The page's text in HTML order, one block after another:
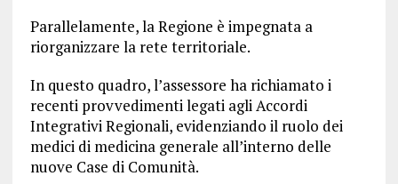
Parallelamente, la Regione è impegnata a
riorganizzare la rete territoriale.
In questo quadro, l’assessore ha richiamato i
recenti provvedimenti legati agli Accordi
Integrativi Regionali, evidenziando il ruolo dei
medici di medicina generale all’interno delle
nuove Case di Comunità.